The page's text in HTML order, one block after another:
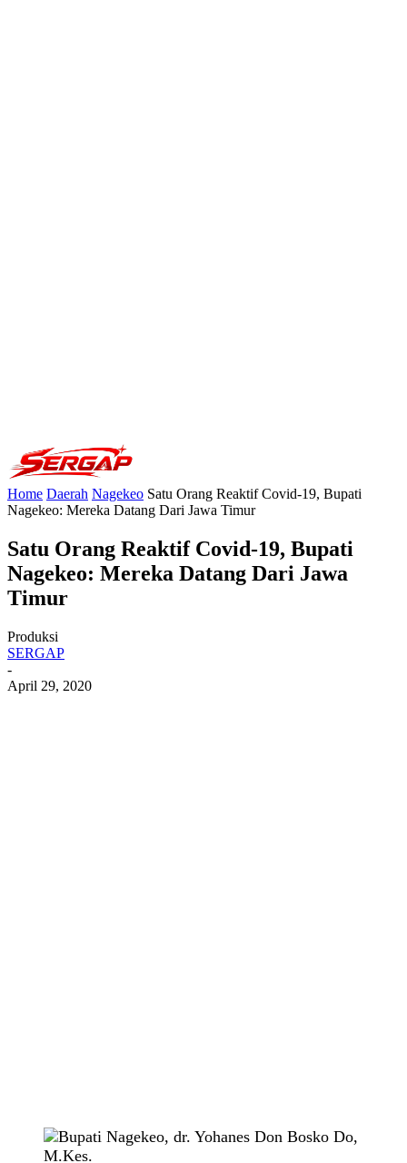
Home Daerah Nagekeo Satu Orang Reaktif Covid-19, Bupati
Nagekeo: Mereka Datang Dari Jawa Timur
Satu Orang Reaktif Covid-19, Bupati
Nagekeo: Mereka Datang Dari Jawa
Timur
Produksi
SERGAP
-
April 29, 2020